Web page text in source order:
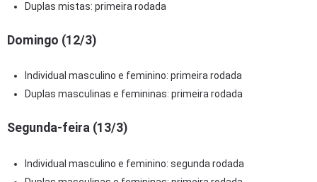
Duplas mistas: primeira rodada
Domingo (12/3)
Individual masculino e feminino: primeira rodada
Duplas masculinas e femininas: primeira rodada
Segunda-feira (13/3)
Individual masculino e feminino: segunda rodada